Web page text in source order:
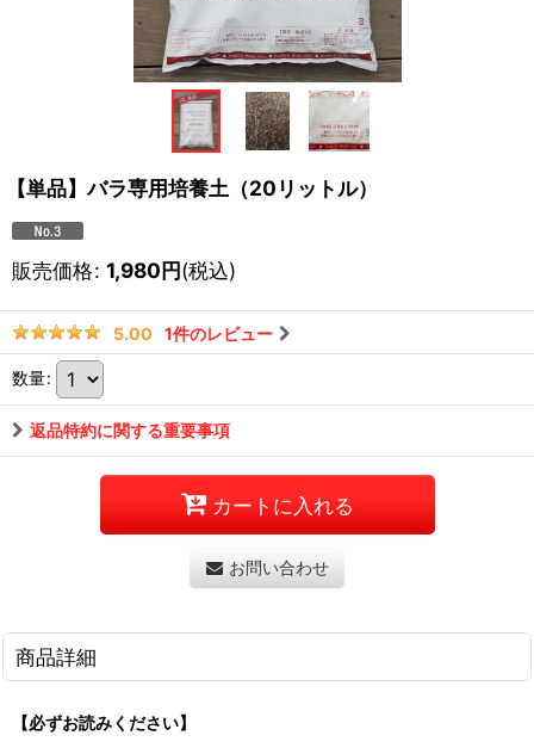
【単品】バラ専用培養土（20リットル）
販売価格: 1,980円(税込)
5.00 1件のレビュー
数量:
返品特約に関する重要事項
カートに入れる
お問い合わせ
商品詳細
【必ずお読みください】